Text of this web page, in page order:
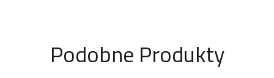
Podobne Produkty